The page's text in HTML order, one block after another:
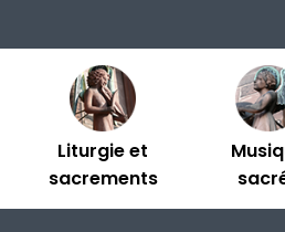
Liturgie et
sacrements